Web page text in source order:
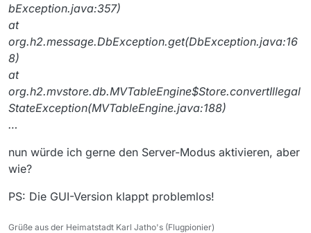
bException.java:357)
at
org.h2.message.DbException.get(DbException.java:16
8)
at
org.h2.mvstore.db.MVTableEngine$Store.convertIllegal
StateException(MVTableEngine.java:188)
…
nun würde ich gerne den Server-Modus aktivieren, aber
wie?
PS: Die GUI-Version klappt problemlos!
Grüße aus der Heimatstadt Karl Jatho's (Flugpionier)